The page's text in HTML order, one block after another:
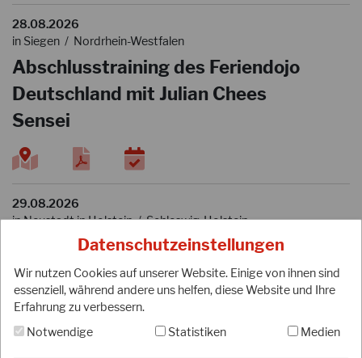
Datenschutzeinstellungen
Wir nutzen Cookies auf unserer Website. Einige von ihnen sind
essenziell, während andere uns helfen, diese Website und Ihre
Erfahrung zu verbessern.
Notwendige
Statistiken Medien
28.08.2026
in Siegen / Nordrhein-Westfalen
Abschlusstraining des Feriendojo
Deutschland mit Julian Chees
Sensei
29.08.2026
in Neustadt in Holstein / Schleswig-Holstein
Karate am Meer - Lehrgang mit
Stützpunkttrainer Tobias Prüfert
(5.Dan)